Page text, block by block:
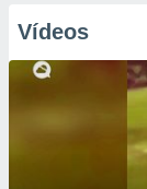
Vídeos